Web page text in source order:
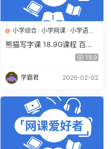
小学综合 · 小学网课 · 小学语文
幼儿启蒙
熊猫写字课 18.9G课程 百度
网盘下载 学前教育/小学/亲子
19.9
学霸君 2026-02-02